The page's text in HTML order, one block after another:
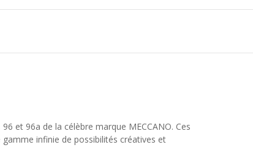
et 96a de la célèbre marque MECCANO. Ces
infinie de possibilités créatives et